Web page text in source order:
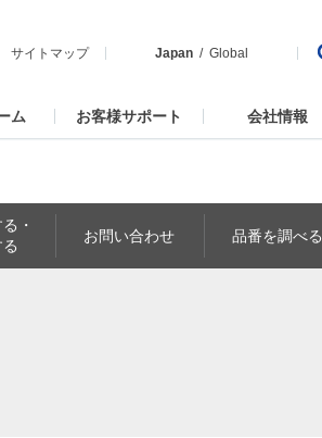
サイトマップ Japan Global
ム お客様サポート 会社情報
・
お問い合わせ 品番を調べる